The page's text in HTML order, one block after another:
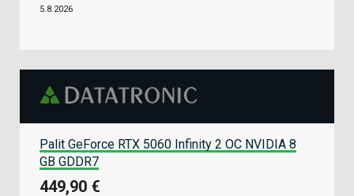
5.8.2026
Palit GeForce RTX 5060 Infinity 2 OC NVIDIA 8
GB GDDR7
449,90 €